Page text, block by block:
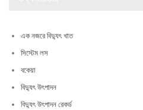
এক নজরে বিদ্যুৎ খাত
সিস্টেম লস
বকেয়া
বিদ্যুৎ উৎপাদন
বিদ্যুৎ উৎপাদন রেকর্ড